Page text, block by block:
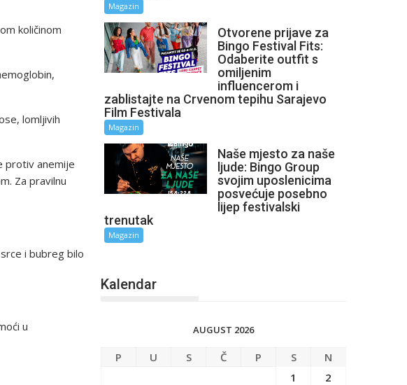
količinom
lomljivih
protiv anemije
Za pravilnu
i bubreg bilo
u
Magazin
Otvorene prijave za
Bingo Festival Fits:
Odaberite outfit s
omiljenim
influencerom i
zablistajte na Crvenom tepihu Sarajevo
Film Festivala
Magazin
Naše mjesto za naše
ljude: Bingo Group
svojim uposlenicima
posvećuje posebno
lijep festivalski
trenutak
Magazin
Kalendar
AUGUST 2026
P U S Č P S
N
1
2